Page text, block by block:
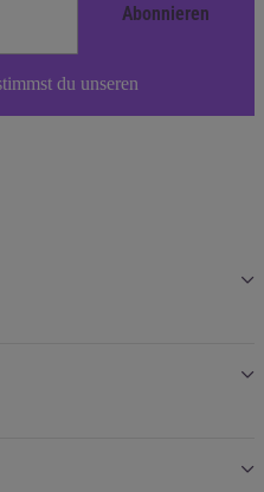
Abonnieren
du unseren